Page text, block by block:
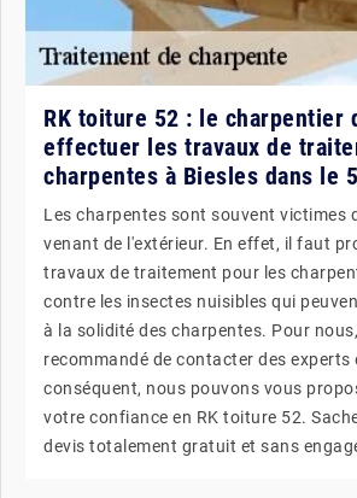
RK toiture 52 : le charpentier
effectuer les travaux de
charpentes à Biesles dans le
Les charpentes sont souvent victimes
venant de l'extérieur. En effet, il faut
travaux de traitement pour les
contre les insectes nuisibles qui
à la solidité des charpentes. Pour
recommandé de contacter des experts
conséquent, nous pouvons vous
votre confiance en RK toiture 52.
devis totalement gratuit et sans